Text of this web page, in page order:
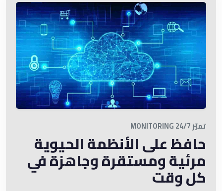
تميّز 24/7 MONITORING
حافظ على الأنظمة الحيوية
مرئية ومستقرة وجاهزة في
كل وقت